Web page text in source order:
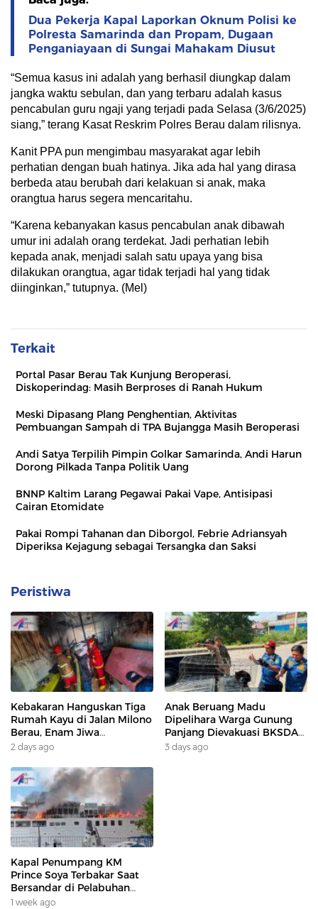
Dua Pekerja Kapal Laporkan Oknum Polisi ke
Polresta Samarinda dan Propam, Dugaan
Penganiayaan di Sungai Mahakam Diusut
“Semua kasus ini adalah yang berhasil diungkap dalam
jangka waktu sebulan, dan yang terbaru adalah kasus
pencabulan guru ngaji yang terjadi pada Selasa (3/6/2025)
siang,” terang Kasat Reskrim Polres Berau dalam rilisnya.
Kanit PPA pun mengimbau masyarakat agar lebih
perhatian dengan buah hatinya. Jika ada hal yang dirasa
berbeda atau berubah dari kelakuan si anak, maka
orangtua harus segera mencaritahu.
“Karena kebanyakan kasus pencabulan anak dibawah
umur ini adalah orang terdekat. Jadi perhatian lebih
kepada anak, menjadi salah satu upaya yang bisa
dilakukan orangtua, agar tidak terjadi hal yang tidak
diinginkan,” tutupnya. (Mel)
Terkait
Portal Pasar Berau Tak Kunjung Beroperasi,
Diskoperindag: Masih Berproses di Ranah Hukum
Meski Dipasang Plang Penghentian, Aktivitas
Pembuangan Sampah di TPA Bujangga Masih Beroperasi
Andi Satya Terpilih Pimpin Golkar Samarinda, Andi Harun
Dorong Pilkada Tanpa Politik Uang
BNNP Kaltim Larang Pegawai Pakai Vape, Antisipasi
Cairan Etomidate
Pakai Rompi Tahanan dan Diborgol, Febrie Adriansyah
Diperiksa Kejagung sebagai Tersangka dan Saksi
Peristiwa
Kebakaran Hanguskan Tiga
Rumah Kayu di Jalan Milono
Berau, Enam Jiwa
Terdampak
2 days ago
Anak Beruang Madu
Dipelihara Warga Gunung
Panjang Dievakuasi BKSDA
Dan DAMKAR
3 days ago
Kapal Penumpang KM
Prince Soya Terbakar Saat
Bersandar di Pelabuhan
Samarinda, Keberangkatan
1 week ago